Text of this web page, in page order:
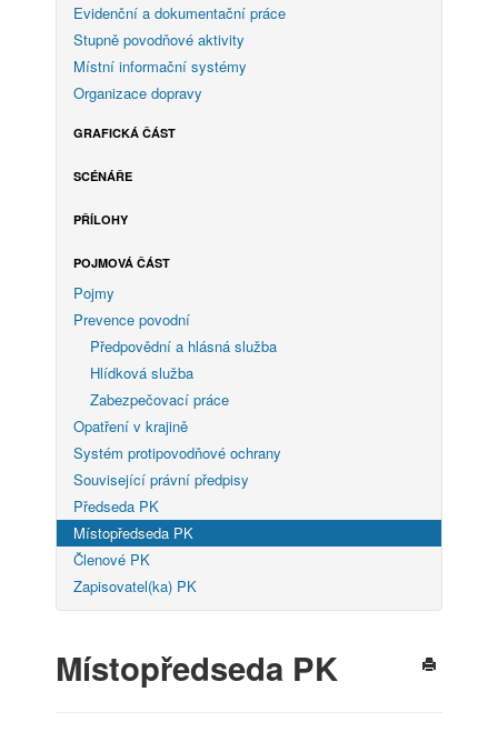
Evidenční a dokumentační práce
Stupně povodňové aktivity
Místní informační systémy
Organizace dopravy
GRAFICKÁ ČÁST
SCÉNÁŘE
PŘÍLOHY
POJMOVÁ ČÁST
Pojmy
Prevence povodní
Předpovědní a hlásná služba
Hlídková služba
Zabezpečovací práce
Opatření v krajině
Systém protipovodňové ochrany
Související právní předpisy
Předseda PK
Místopředseda PK
Členové PK
Zapisovatel(ka) PK
Místopředseda PK